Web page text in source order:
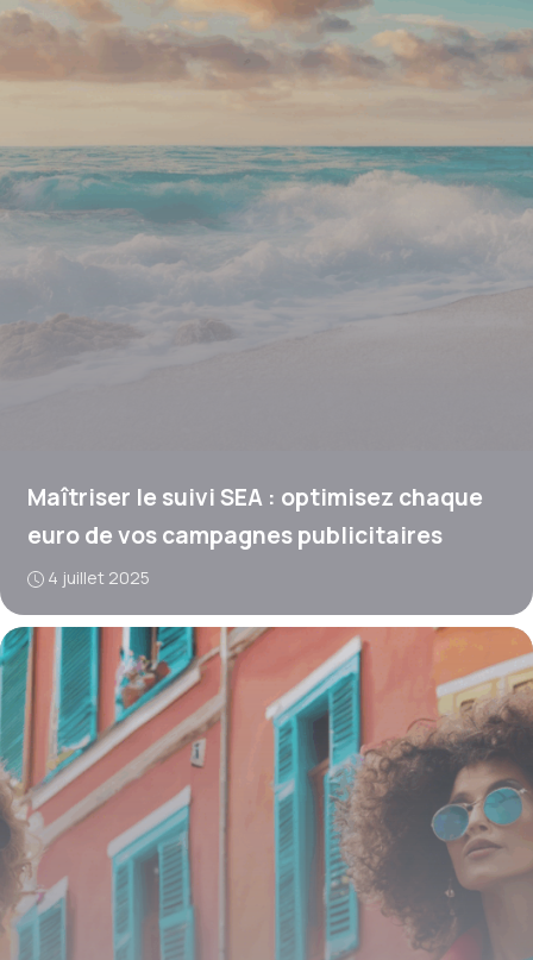
Maîtriser le suivi SEA : optimisez chaque
euro de vos campagnes publicitaires
4 juillet 2025